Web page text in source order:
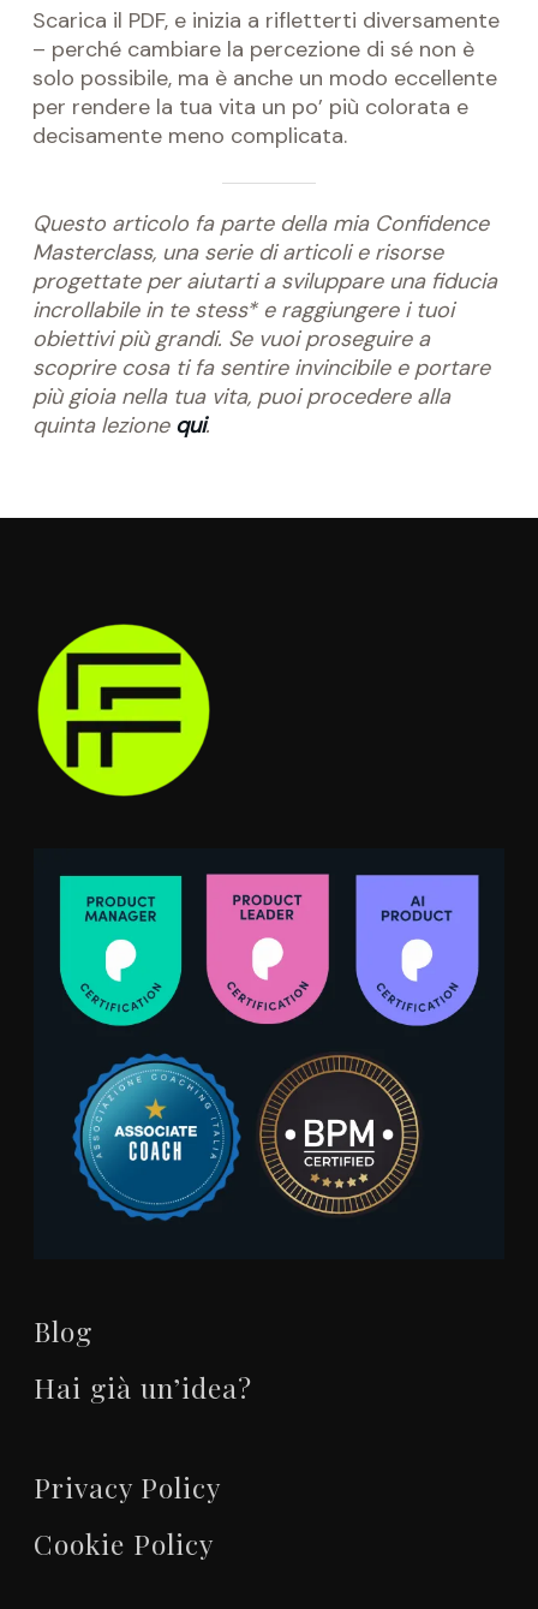
Scarica il PDF, e inizia a rifletterti diversamente
– perché cambiare la percezione di sé non è
solo possibile, ma è anche un modo eccellente
per rendere la tua vita un po’ più colorata e
decisamente meno complicata.
Questo articolo fa parte della mia Confidence
Masterclass, una serie di articoli e risorse
progettate per aiutarti a sviluppare una fiducia
incrollabile in te stess* e raggiungere i tuoi
obiettivi più grandi. Se vuoi proseguire a
scoprire cosa ti fa sentire invincibile e portare
più gioia nella tua vita, puoi procedere alla
quinta lezione qui.
Blog
Hai già un’idea?
Privacy Policy
Cookie Policy